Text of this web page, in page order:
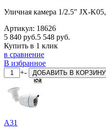
Уличная камера 1/2.5" JX-K05,
Артикул: 18626
5 840 руб.5 548 руб.
Купить в 1 клик
в сравнение
В избранное
+- ДОБАВИТЬ В КОРЗИНУ
A31